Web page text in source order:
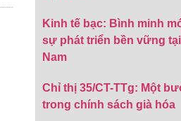
Kinh tế bạc: Bình minh
sự phát triển bền vững
Nam
Chỉ thị 35/CT-TTg: Một
trong chính sách già hóa